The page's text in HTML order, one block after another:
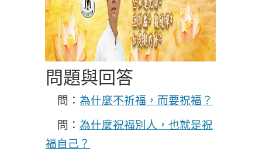
問題與回答
問： 為什麼不祈福，而要祝福？
問： 為什麼祝福別人，也就是祝
福自己？